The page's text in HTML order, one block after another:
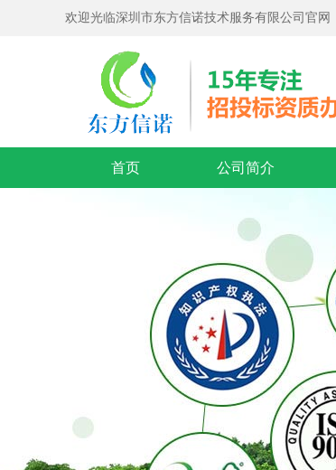
欢迎光临深圳市东方信诺技术服务有限公司官网
首页 公司简介